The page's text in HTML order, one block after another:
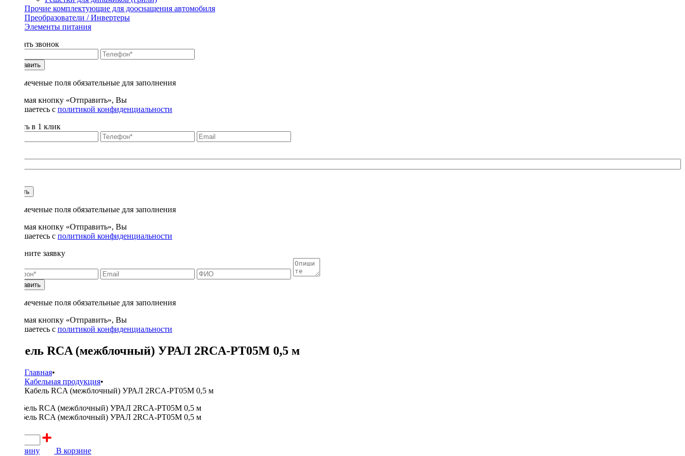
Прочие комплектующие для дооснащения автомобиля
Преобразователи / Инвертеры
Элементы питания
Заказать звонок
Отправить
* - отмеченые поля обязательные для заполнения
Нажимая кнопку «Отправить», Вы
соглашаетесь с политикой конфиденциальности
Купить в 1 клик
Купить
* - отмеченые поля обязательные для заполнения
Нажимая кнопку «Отправить», Вы
соглашаетесь с политикой конфиденциальности
Заполните заявку
Отправить
* - отмеченые поля обязательные для заполнения
Нажимая кнопку «Отправить», Вы
соглашаетесь с политикой конфиденциальности
Кабель RCA (межблочный) УРАЛ 2RCA-PT05M 0,5 м
Главная•
Кабельная продукция•
Кабель RCA (межблочный) УРАЛ 2RCA-PT05M 0,5 м
В корзину
В корзине